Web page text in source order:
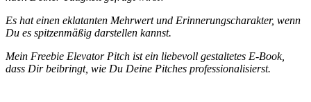
Es hat einen eklatanten Mehrwert und Erinnerungscharakter, wenn
Du es spitzenmäßig darstellen kannst.
Mein Freebie Elevator Pitch ist ein liebevoll gestaltetes E-Book,
dass Dir beibringt, wie Du Deine Pitches professionalisierst.